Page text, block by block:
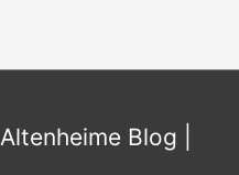
Altenheime Blog